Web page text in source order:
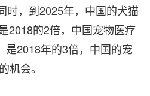
时，到2025年，中国的犬猫
2018的2倍，中国宠物医疗
是2018年的3倍，中国的宠
机会。